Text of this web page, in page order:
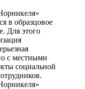
в образцовое
Для этого
с местными
социальной